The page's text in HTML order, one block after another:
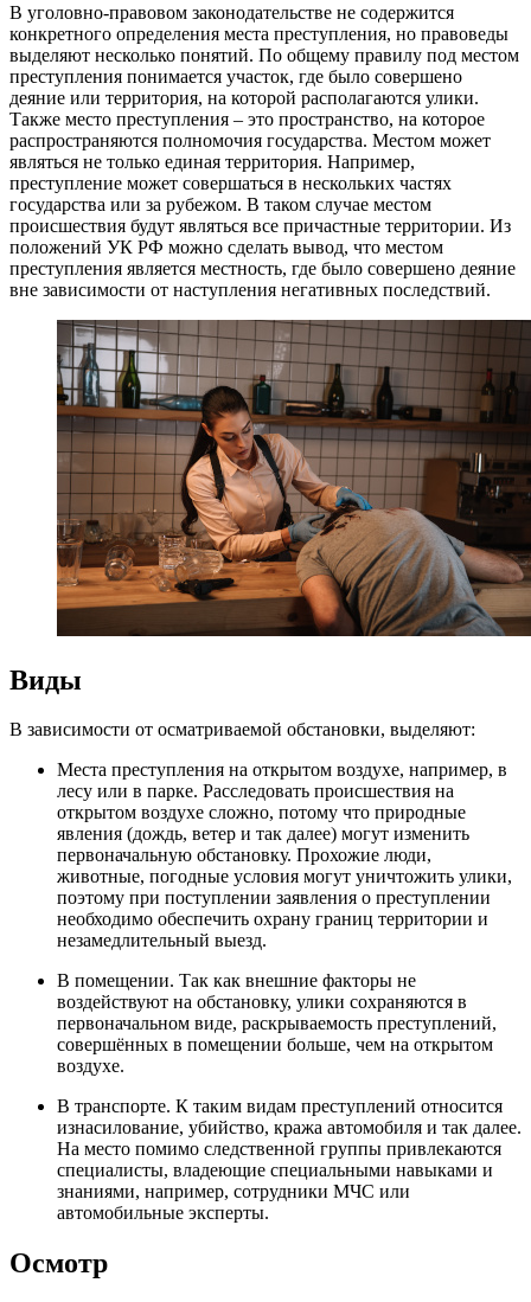
В уголовно-правовом законодательстве не содержится
конкретного определения места преступления, но правоведы
выделяют несколько понятий. По общему правилу под местом
преступления понимается участок, где было совершено
деяние или территория, на которой располагаются улики.
Также место преступления – это пространство, на которое
распространяются полномочия государства. Местом может
являться не только единая территория. Например,
преступление может совершаться в нескольких частях
государства или за рубежом. В таком случае местом
происшествия будут являться все причастные территории. Из
положений УК РФ можно сделать вывод, что местом
преступления является местность, где было совершено деяние
вне зависимости от наступления негативных последствий.
Виды
В зависимости от осматриваемой обстановки, выделяют:
Места преступления на открытом воздухе, например, в
лесу или в парке. Расследовать происшествия на
открытом воздухе сложно, потому что природные
явления (дождь, ветер и так далее) могут изменить
первоначальную обстановку. Прохожие люди,
животные, погодные условия могут уничтожить улики,
поэтому при поступлении заявления о преступлении
необходимо обеспечить охрану границ территории и
незамедлительный выезд.
В помещении. Так как внешние факторы не
воздействуют на обстановку, улики сохраняются в
первоначальном виде, раскрываемость преступлений,
совершённых в помещении больше, чем на открытом
воздухе.
В транспорте. К таким видам преступлений относится
изнасилование, убийство, кража автомобиля и так далее.
На место помимо следственной группы привлекаются
специалисты, владеющие специальными навыками и
знаниями, например, сотрудники МЧС или
автомобильные эксперты.
Осмотр